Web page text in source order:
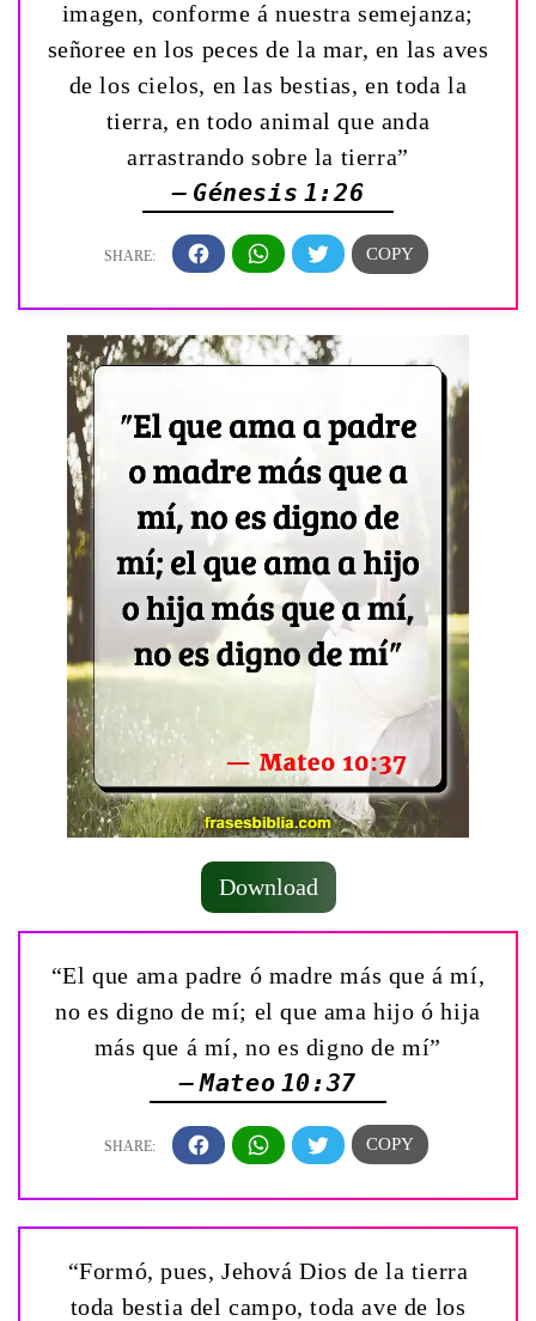
imagen, conforme á nuestra semejanza;
señoree en los peces de la mar, en las aves
de los cielos, en las bestias, en toda la
tierra, en todo animal que anda
arrastrando sobre la tierra”
— Génesis 1:26
Download
“El que ama padre ó madre más que á mí,
no es digno de mí; el que ama hijo ó hija
más que á mí, no es digno de mí”
— Mateo 10:37
“Formó, pues, Jehová Dios de la tierra
toda bestia del campo, toda ave de los